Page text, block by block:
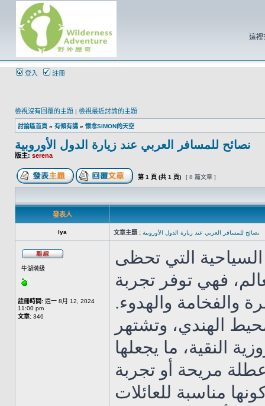
這裡
登入 註冊
檢視沒有回覆的主題 | 檢視最近討論的主題
討論區首頁 » 有傾有講 » 懷念SIMON的天空
نصائح للمسافر العربي عند زيارة الدول الأوروبية
版主: serena
第 1 頁 (共 1 頁) [ 8 篇文章 ]
發表人
lya 文章主題 : نصائح للمسافر العربي عند زيارة الدول الأوروبية
牛湖墩級
註冊時間: 週一 8月 12, 2024
11:00 pm
文章: 346
التي تحظى
فهي توفر تجربة
والفخامة والهدوء.
الهندي، وتشتهر
النقية، ما يجعلها
مريحة أو تجربة
مناسبة للعائلات